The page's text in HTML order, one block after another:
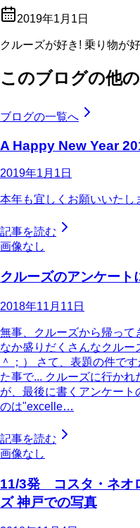
2019年1月1日
クルーズが好き! 乗り物が
このブログの他
ブログの一覧へ
A Happy New Year
2019年1月1日
本年も宜しくお願いいたし
記事を読む
画像なし
クルーズのアンケート
2018年11月11日
無事、クルーズから帰って
なか盛りだくさんなクル
＾；） さて、表題の件で
た事で... クルーズに行か
が、最後に書くアンケート
のは"excelle…
記事を読む
画像なし
11/3発 コスタ・ネオ
ズ 神戸での写真